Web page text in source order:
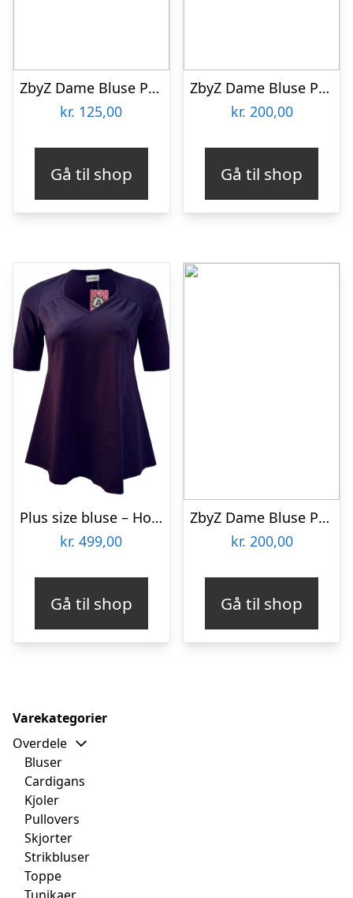
ZbyZ Dame Bluse Plus Size – Spot – 50/52
kr. 125,00
Gå til shop
ZbyZ Dame Bluse Plus Size – Khaki Combi – 54/56
kr. 200,00
Gå til shop
Plus size bluse – Hoshi Purple
kr. 499,00
Gå til shop
ZbyZ Dame Bluse Plus Size – Flower – 50/52
kr. 200,00
Gå til shop
Varekategorier
Overdele
Bluser
Cardigans
Kjoler
Pullovers
Skjorter
Strikbluser
Toppe